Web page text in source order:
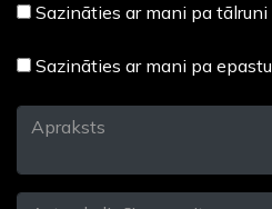
Sazināties ar mani pa tālruni
Sazināties ar mani pa epastu